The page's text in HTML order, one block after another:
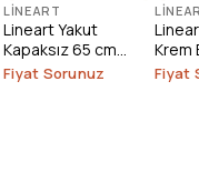
LINEART
Lineart Yakut
Kapaksız 65 cm
Çamaşır Makinesi
Dolabı
Fiyat Sorunuz
Krem
1000
Fiyat